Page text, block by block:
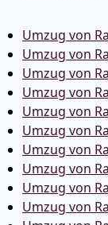
Umzug von
Umzug von
Umzug von
Umzug von
Umzug von
Umzug von
Umzug von
Umzug von
Umzug von
Umzug von